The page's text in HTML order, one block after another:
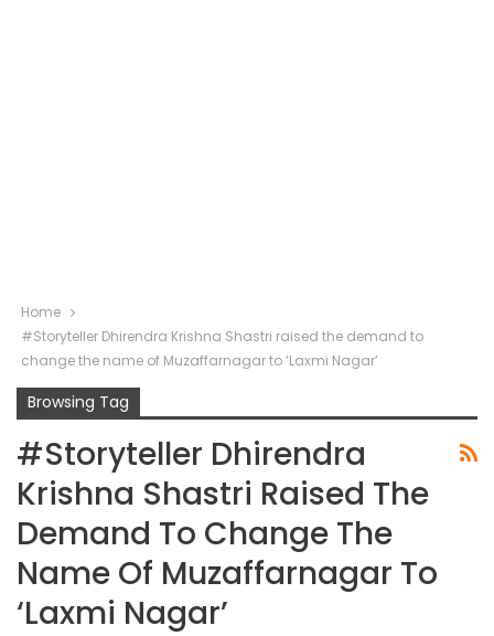
Home
#Storyteller Dhirendra Krishna Shastri raised the demand to
change the name of Muzaffarnagar to ‘Laxmi Nagar’
Browsing Tag
#Storyteller Dhirendra
Krishna Shastri Raised The
Demand To Change The
Name Of Muzaffarnagar To
‘Laxmi Nagar’